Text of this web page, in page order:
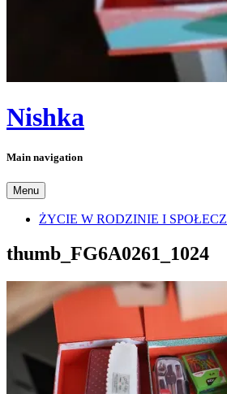
Nishka
Main navigation
Menu
ŻYCIE W RODZINIE I
thumb_FG6A0261_1024